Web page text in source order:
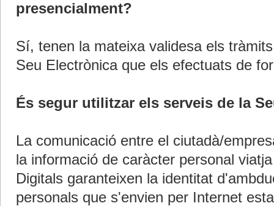
presencialment?
Sí, tenen la mateixa validesa els
Seu Electrònica que els efectuats de
És segur utilitzar els serveis de la
La comunicació entre el ciutadà/
la informació de caràcter personal
Digitals garanteixen la identitat
personals que s'envien per Internet